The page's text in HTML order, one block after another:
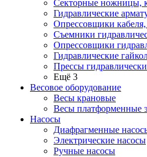
Секторные ножницы,
Гидравлические
Опрессовщики
Съемники
Опрессовщики
Гидравлические
Прессы
Ещё 3
Весовое оборудование
Весы крановые
Весы платформенные
Насосы
Диафрагменные
Электрические насосы
Ручные насосы